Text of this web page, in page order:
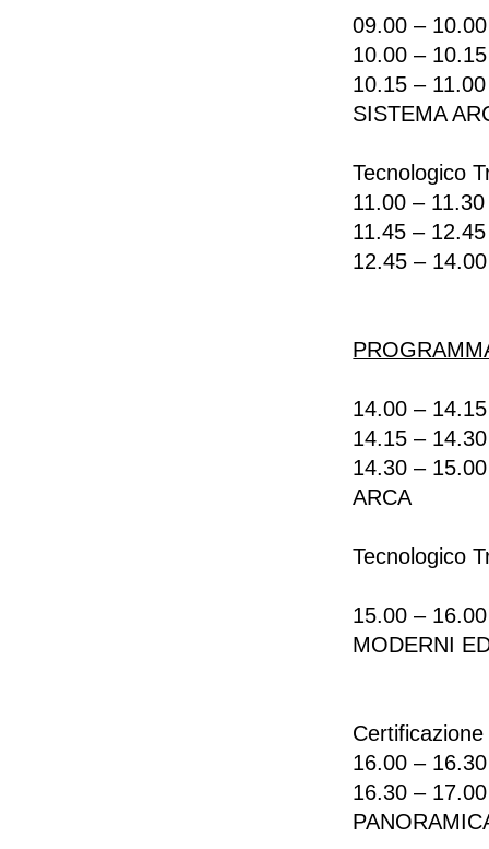
09.00 –
10.00 –
10.15 –
SISTEMA
Tecnologico
11.00 –
11.45 –
12.45 –
14.00 –
14.15 –
14.30 –
ARCA
Tecnologico
15.00 –
MODERNI
Certificazione
16.00 –
16.30 –